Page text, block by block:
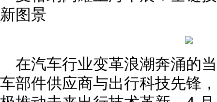
新图景
在汽车行业变革浪潮奔涌的
车部件供应商与出行科技先锋